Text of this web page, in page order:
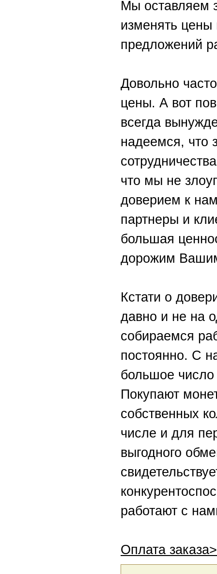
Мы оставляем
изменять цены
предложений
Довольно
цены. А вот
всегда
надеемся, что
что мы не
доверием к
партнеры и
большая
дорожим
Кстати о
давно и не на
собираемся
постоянно. С
большое
Покупают
собственных
числе и для
выгодного
работают с
Оплата